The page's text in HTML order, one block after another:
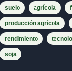
suelo agrícola
producción agrícola
rendimiento
soja